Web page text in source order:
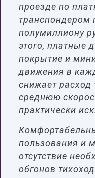
проезде по
транспондером
полумиллиону
этого, платные
покрытие и
движения в
снижает расход
среднюю
практически
пользования и
отсутствие
обгонов